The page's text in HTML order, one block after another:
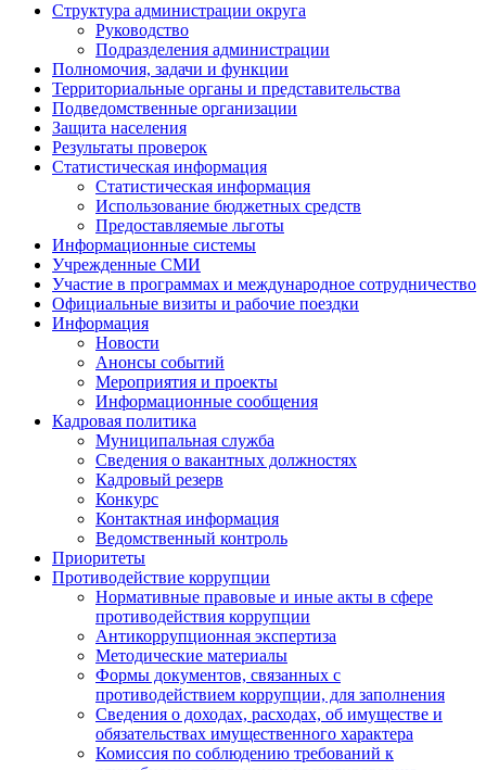
Структура администрации округа
Руководство
Подразделения администрации
Полномочия, задачи и функции
Территориальные органы и представительства
Подведомственные организации
Защита населения
Результаты проверок
Статистическая информация
Статистическая информация
Использование бюджетных средств
Предоставляемые льготы
Информационные системы
Учрежденные СМИ
Участие в программах и международное сотрудничество
Официальные визиты и рабочие поездки
Информация
Новости
Анонсы событий
Мероприятия и проекты
Информационные сообщения
Кадровая политика
Муниципальная служба
Сведения о вакантных должностях
Кадровый резерв
Конкурс
Контактная информация
Ведомственный контроль
Приоритеты
Противодействие коррупции
Нормативные правовые и иные акты в сфере
противодействия коррупции
Антикоррупционная экспертиза
Методические материалы
Формы документов, связанных с
противодействием коррупции, для заполнения
Сведения о доходах, расходах, об имуществе и
обязательствах имущественного характера
Комиссия по соблюдению требований к